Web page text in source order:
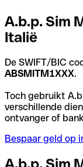
A.b.p. Sim
Italië
De SWIFT/BIC
ABSMITM1XXX.
Toch gebruikt
verschillende
ontvanger of
Bespaar geld op
A.b.p. Sim